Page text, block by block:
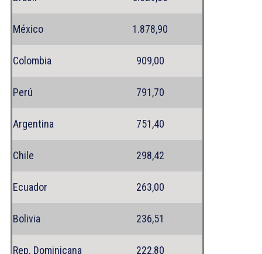
México 1.878,90
Colombia 909,00
Perú 791,70
Argentina 751,40
Chile 298,42
Ecuador 263,00
Bolivia 236,51
Rep. Dominicana 222,80